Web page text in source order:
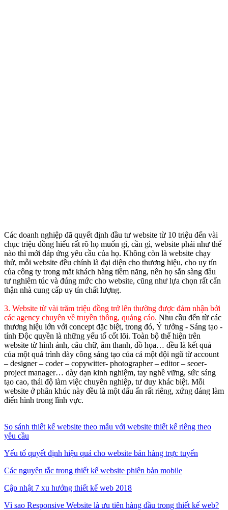
Các doanh nghiệp đã quyết định đầu tư website từ 10 triệu đến vài
chục triệu đồng hiểu rất rõ họ muốn gì, cần gì, website phải như thế
nào thì mới đáp ứng yêu cầu của họ. Không còn là website chạy
thử, mỗi website đều chính là đại diện cho thương hiệu, cho uy tín
của công ty trong mắt khách hàng tiềm năng, nên họ sẵn sàng đầu
tư nghiêm túc và đúng mức cho website, cũng như lựa chọn rất cẩn
thận nhà cung cấp uy tín chất lượng.
3. Website từ vài trăm triệu đồng trở lên thường được đảm nhận bởi
các agency chuyên về truyền thông, quảng cáo. Nhu cầu đến từ các
thương hiệu lớn với concept đặc biệt, trong đó, Ý tưởng - Sáng tạo -
tính Độc quyền là những yếu tố cốt lõi. Toàn bộ thể hiện trên
website từ hình ảnh, câu chữ, âm thanh, đồ họa… đều là kết quả
của một quá trình dày công sáng tạo của cả một đội ngũ từ account
– designer – coder – copywitter- photographer – editor – seoer-
project manager… dày dạn kinh nghiệm, tay nghề vững, sức sáng
tạo cao, thái độ làm việc chuyên nghiệp, tư duy khác biệt. Mỗi
website ở phân khúc này đều là một dấu ấn rất riêng, xứng đáng làm
điển hình trong lĩnh vực.
So sánh thiết kế website theo mẫu với website thiết kế riêng theo
yêu cầu
Yếu tố quyết định hiệu quả cho website bán hàng trực tuyến
Các nguyên tắc trong thiết kế website phiên bản mobile
Cập nhật 7 xu hướng thiết kế web 2018
Vì sao Responsive Website là ưu tiên hàng đầu trong thiết kế web?